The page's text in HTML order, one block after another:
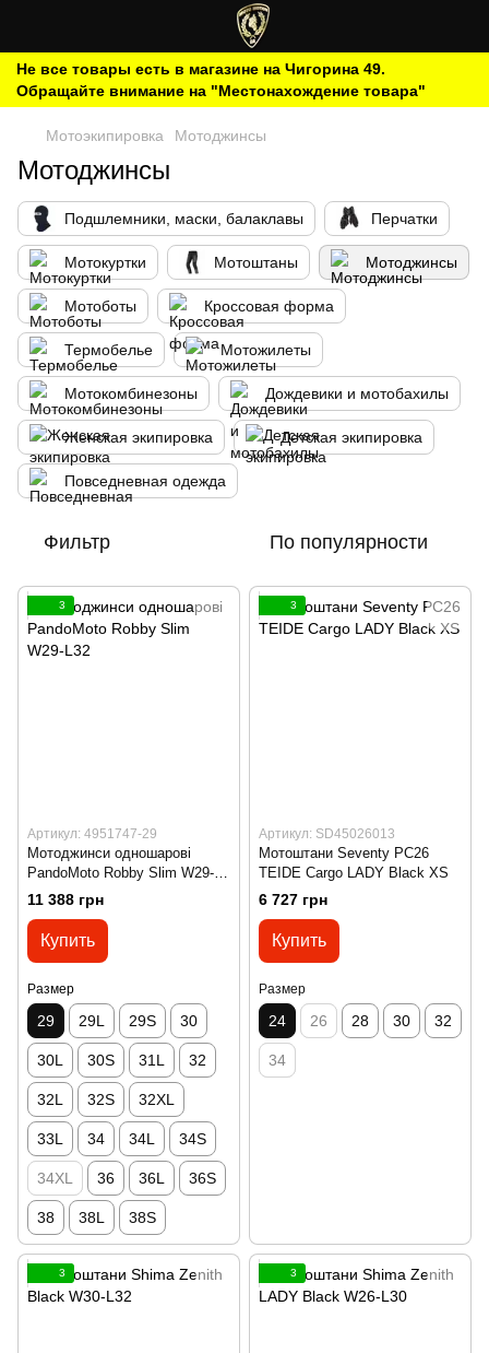
Не все товары есть в магазине на Чигорина 49.
Обращайте внимание на "Местонахождение товара"
Мотоэкипировка Мотоджинсы
Мотоджинсы
Подшлемники, маски, балаклавы Перчатки
Мотокуртки Мотоштаны Мотоджинсы
Мотоботы Кроссовая форма
Термобелье Мотожилеты
Мотокомбинезоны Дождевики и мотобахилы
Женская экипировка Детская экипировка
Повседневная одежда
Фильтр По популярности
3
Артикул: 4951747-29
Мотоджинси одношарові
PandoMoto Robby Slim W29-
L32
11 388 грн
Купить
Размер
29 29L 29S 30
30L 30S 31L 32
32L 32S 32XL
33L 34 34L 34S
34XL 36 36L 36S
38 38L 38S
3
Артикул: SD45026013
Мотоштани Seventy PC26
TEIDE Cargo LADY Black XS
6 727 грн
Купить
Размер
24 26 28 30 32
34
3 3